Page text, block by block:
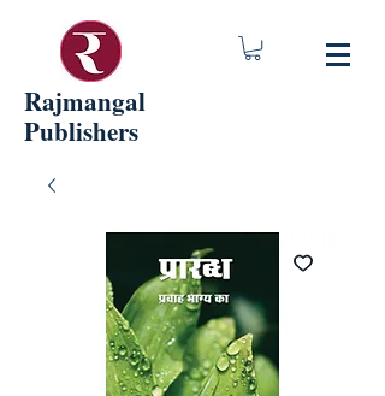
Rajmangal
Publishers